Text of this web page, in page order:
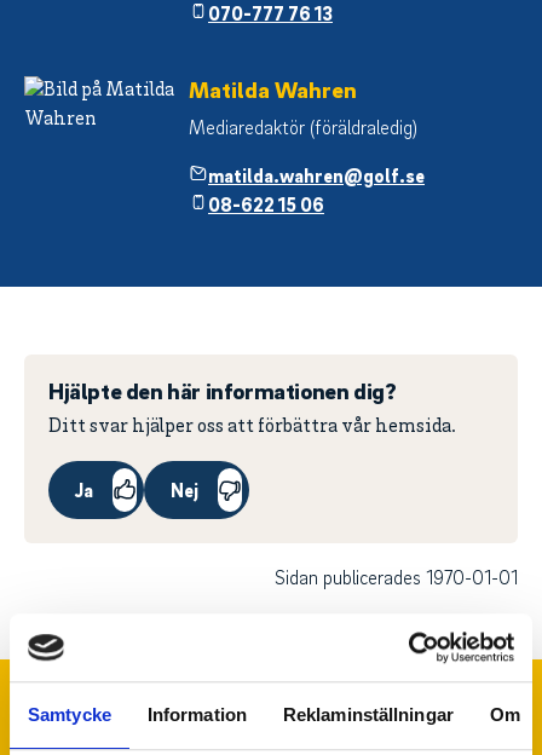
Samtycke Information Reklaminställningar Om
070-777 76 13
Matilda Wahren
Mediaredaktör (föräldraledig)
matilda.wahren@golf.se
08-622 15 06
Hjälpte den här informationen dig?
Ditt svar hjälper oss att förbättra vår hemsida.
Ja Nej
Sidan publicerades 1970-01-01
Huvudpartner